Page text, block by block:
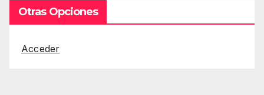
Otras Opciones
Acceder